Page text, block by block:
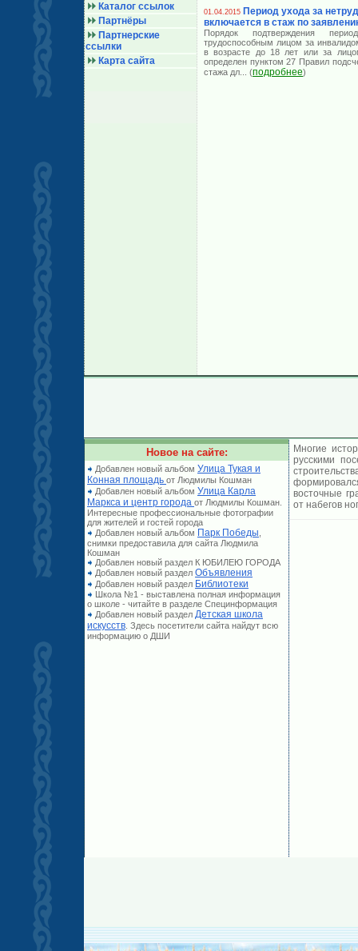
Каталог ссылок
Партнёры
Партнерские
ссылки
Карта сайта
01.04.2015 Период ухода за
включается в стаж по
Порядок подтверждения
трудоспособным лицом за
в возрасте до 18 лет или за
определен пунктом 27 Правил
стажа дл ... (подробнее)
Новое на сайте:
Добавлен новый альбом Улица Тукая и
Конная площадь от Людмилы Кошман
Добавлен новый альбом Улица Карла
Маркса и центр города от Людмилы Кошман.
Интересные профессиональные фотографии
для жителей и гостей города
Добавлен новый альбом Парк Победы
снимки предоставила для сайта Людмила
Кошман
Добавлен новый раздел К ЮБИЛЕЮ ГОРОДА
Добавлен новый раздел Объявления
Добавлен новый раздел Библиотеки
Школа №1 - выставлена полная информация
о школе - читайте в разделе Специнформация
Добавлен новый раздел Детская школа
искусств . Здесь посетители сайта найдут всю
информацию о ДШИ
Многие
русскими
восточные
от набегов